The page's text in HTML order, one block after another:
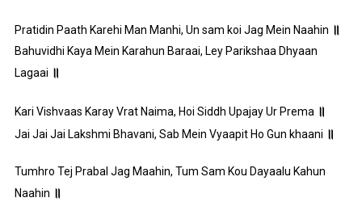
Pratidin Paath Karehi Man Manhi, Un sam koi Jag Mein Naahin ॥
Bahuvidhi Kaya Mein Karahun Baraai, Ley Parikshaa Dhyaan
Lagaai ॥
Kari Vishvaas Karay Vrat Naima, Hoi Siddh Upajay Ur Prema ॥
Jai Jai Jai Lakshmi Bhavani, Sab Mein Vyaapit Ho Gun khaani ॥
Tumhro Tej Prabal Jag Maahin, Tum Sam Kou Dayaalu Kahun
Naahin ॥